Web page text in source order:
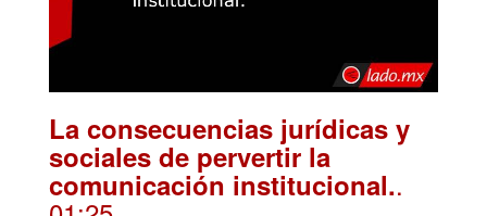
La consecuencias jurídicas y
sociales de pervertir la
comunicación institucional..